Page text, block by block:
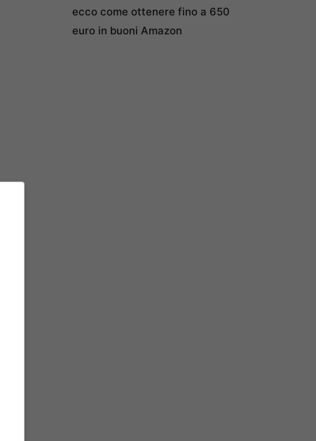
ecco come ottenere fino a 650
euro in buoni Amazon